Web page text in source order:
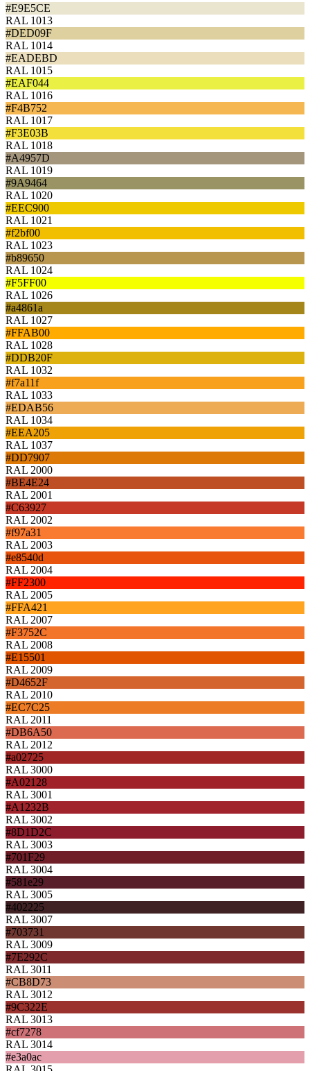
#E9E5CE
RAL 1013
#DED09F
RAL 1014
#EADEBD
RAL 1015
#EAF044
RAL 1016
#F4B752
RAL 1017
#F3E03B
RAL 1018
#A4957D
RAL 1019
#9A9464
RAL 1020
#EEC900
RAL 1021
#f2bf00
RAL 1023
#b89650
RAL 1024
#F5FF00
RAL 1026
#a4861a
RAL 1027
#FFAB00
RAL 1028
#DDB20F
RAL 1032
#f7a11f
RAL 1033
#EDAB56
RAL 1034
#EEA205
RAL 1037
#DD7907
RAL 2000
#BE4E24
RAL 2001
#C63927
RAL 2002
#f97a31
RAL 2003
#e8540d
RAL 2004
#FF2300
RAL 2005
#FFA421
RAL 2007
#F3752C
RAL 2008
#E15501
RAL 2009
#D4652F
RAL 2010
#EC7C25
RAL 2011
#DB6A50
RAL 2012
#a02725
RAL 3000
#A02128
RAL 3001
#A1232B
RAL 3002
#8D1D2C
RAL 3003
#701F29
RAL 3004
#581e29
RAL 3005
#402225
RAL 3007
#703731
RAL 3009
#7E292C
RAL 3011
#CB8D73
RAL 3012
#9C322E
RAL 3013
#cf7278
RAL 3014
#e3a0ac